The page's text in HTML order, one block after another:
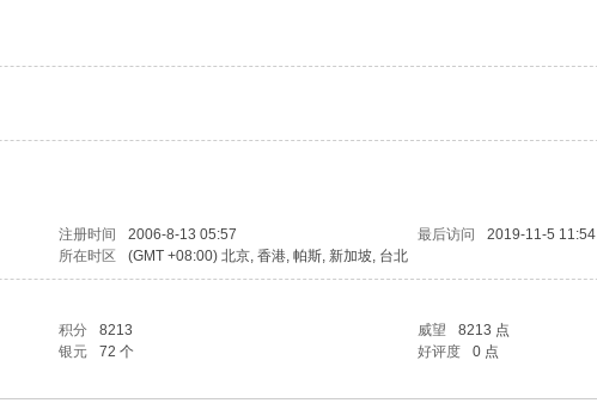
注册时间 2006-8-13 05:57 最后访问 2019-11-5 11:54
所在时区 (GMT +08:00) 北京, 香港, 帕斯, 新加坡, 台北
积分 8213 威望 8213 点
银元 72 个 好评度 0 点